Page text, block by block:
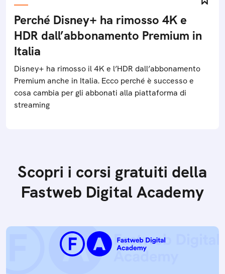
Perché Disney+ ha rimosso 4K e
HDR dall’abbonamento Premium in
Italia
Disney+ ha rimosso il 4K e l’HDR dall’abbonamento
Premium anche in Italia. Ecco perché è successo e
cosa cambia per gli abbonati alla piattaforma di
streaming
Scopri i corsi gratuiti della
Fastweb Digital Academy